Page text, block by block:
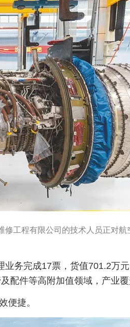
工程有限公司的技术人员正对
务完成17票，货值701.2万
配件等高附加值领域，产业覆
便捷。